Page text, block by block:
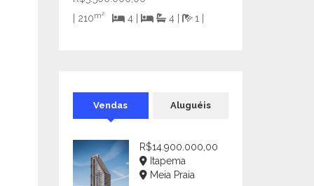
| 210m² 4 | 4 | 1 |
Vendas Aluguéis
R$14.900.000,00
Itapema
Meia Praia